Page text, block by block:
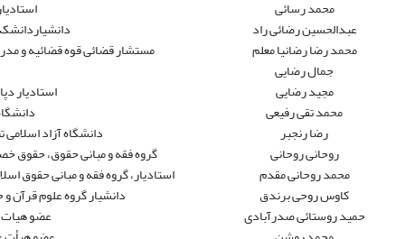
محمد رسائی
عبدالحسین رضائی راد
محمد رضا رضانیا معلم
مستشار قضائی قوه قضائیه و
جمال رضایی
مجید رضایی
استادیار
محمد تقی رفیعی
رضا رنجبر
دانشگاه آزاد
روحانی روحانی
گروه فقه و مبانی حقوق، حقوق
محمد روحانی مقدم
استادیار، گروه فقه و مبانی حقوق
کاوس روحی برندق
دانشیار گروه علوم قرآن
حمید روستائی صدرآبادی
عضو هیات